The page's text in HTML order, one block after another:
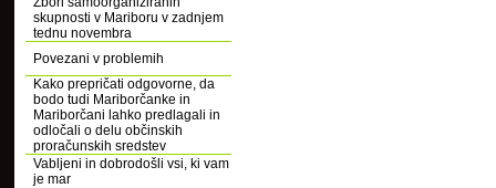
skupnosti v Mariboru v zadnjem
tednu novembra
Povezani v problemih
Kako prepričati odgovorne, da
bodo tudi Mariborčanke in
Mariborčani lahko predlagali in
odločali o delu občinskih
proračunskih sredstev
Vabljeni in dobrodošli vsi, ki vam
je mar